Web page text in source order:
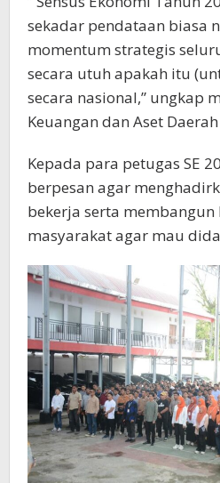
sekadar pendataan biasa
momentum strategis
secara utuh apakah itu
secara nasional,” ungkap
Keuangan dan Aset
Kepada para petugas SE
berpesan agar
bekerja serta membangun
masyarakat agar mau